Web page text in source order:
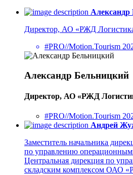
Александр
Директор, АО «РЖД
#PRO//Motion.Tourism
Александр Бельницкий
Директор, АО «РЖД
#PRO//Motion.Tourism
Андрей
Заместитель начальника
по управлению
Центральная дирекция по
складским комплексом ОАО